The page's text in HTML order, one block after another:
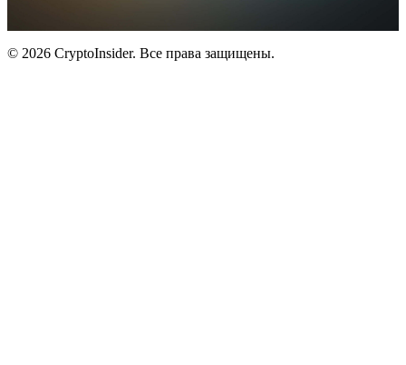
© 2026 CryptoInsider. Все права защищены.